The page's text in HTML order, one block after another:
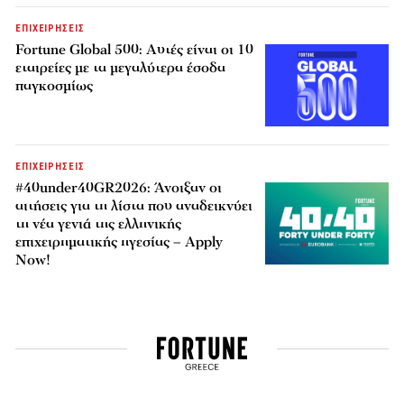
ΕΠΙΧΕΙΡΗΣΕΙΣ
Fortune Global 500: Αυτές είναι οι 10
εταιρείες με τα μεγαλύτερα έσοδα
παγκοσμίως
ΕΠΙΧΕΙΡΗΣΕΙΣ
#40under40GR2026: Άνοιξαν οι
αιτήσεις για τη λίστα που αναδεικνύει
τη νέα γενιά της ελληνικής
επιχειρηματικής ηγεσίας – Apply
Now!